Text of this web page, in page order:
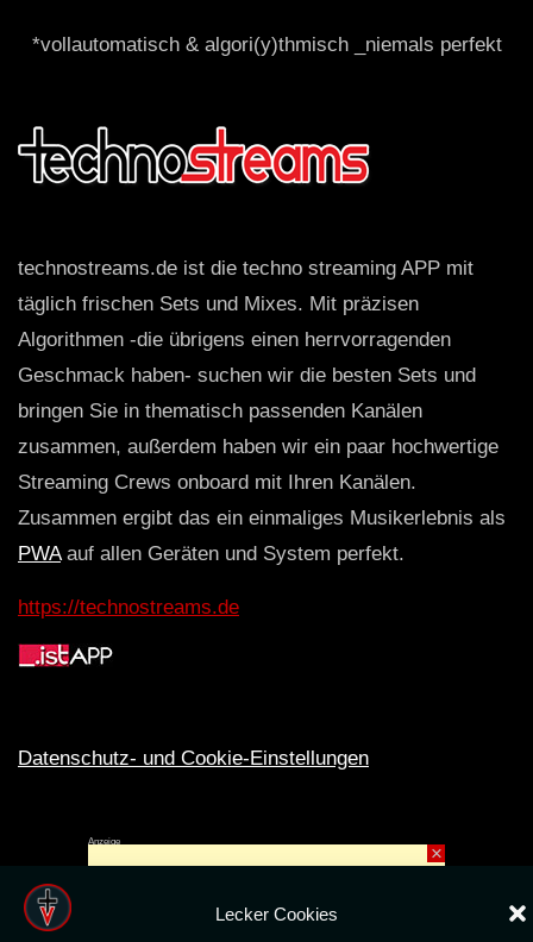
Lecker Cookies
*vollautomatisch & algori(y)thmisch _niemals perfekt
technostreams.de ist die techno streaming APP mit
täglich frischen Sets und Mixes. Mit präzisen
Algorithmen -die übrigens einen herrvorragenden
Geschmack haben- suchen wir die besten Sets und
bringen Sie in thematisch passenden Kanälen
zusammen, außerdem haben wir ein paar hochwertige
Streaming Crews onboard mit Ihren Kanälen.
Zusammen ergibt das ein einmaliges Musikerlebnis als
PWAauf allen Geräten und System perfekt.
https://technostreams.de
Datenschutz- und Cookie-Einstellungen
Rechte ins All © 2024. Erstellt mit
NUTZUNG
Anzeige
×